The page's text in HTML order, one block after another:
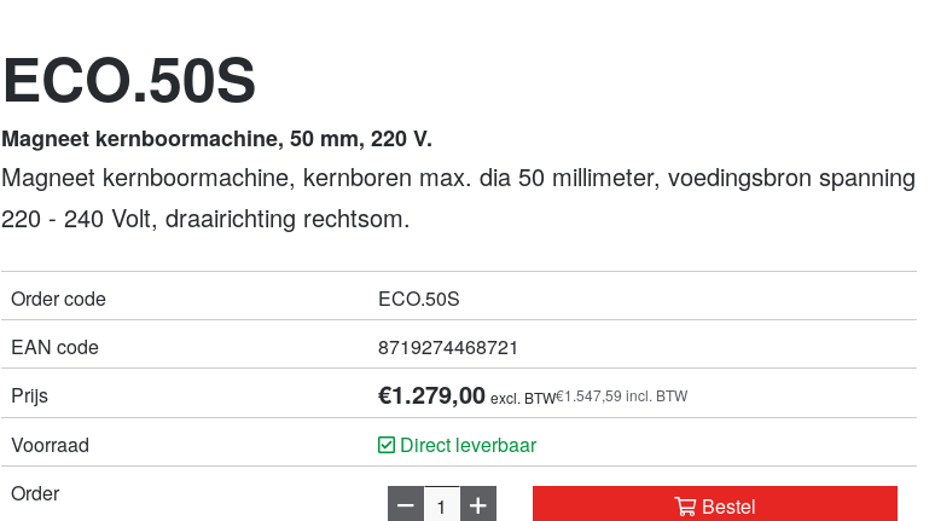
ECO.50S
Magneet kernboormachine, 50 mm, 220 V.
Magneet kernboormachine, kernboren max. dia 50 millimeter, voedingsbron spanning
220 - 240 Volt, draairichting rechtsom.
Order code
ECO.50S
EAN code
8719274468721
Prijs
€1.279,00 excl. BTW€1.547,59 incl. BTW
Voorraad
Direct leverbaar
Order
Bestel